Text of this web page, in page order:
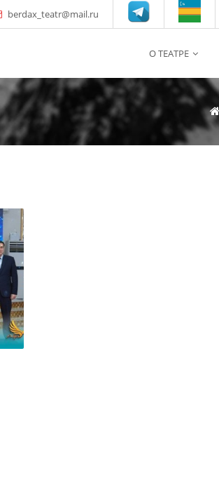
berdax_teatr@mail.ru
О ТЕАТРЕ